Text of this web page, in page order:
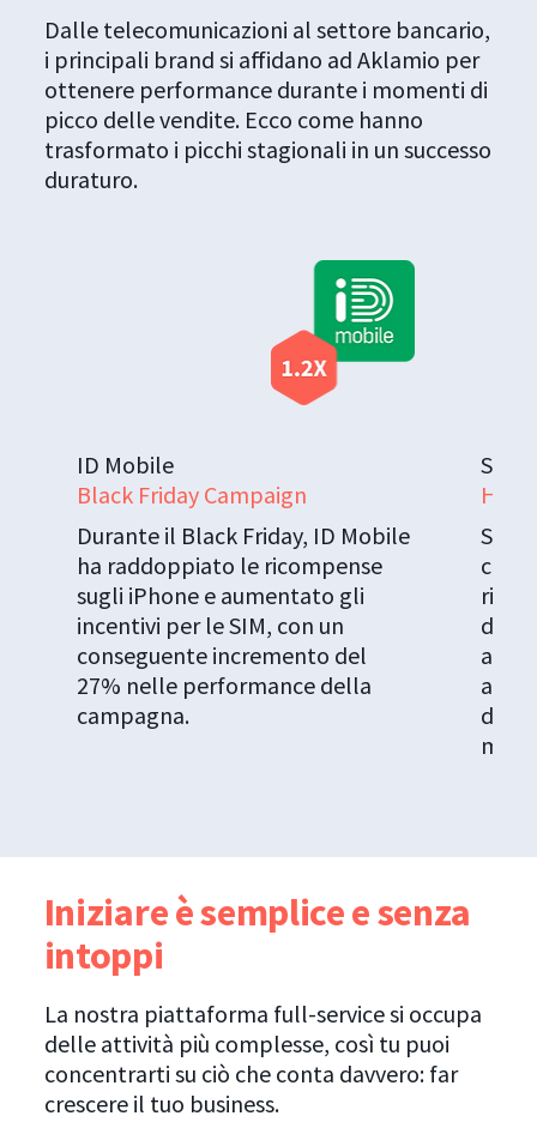
Dalle telecomunicazioni al settore bancario,
i principali brand si affidano ad Aklamio per
ottenere performance durante i momenti di
picco delle vendite. Ecco come hanno
trasformato i picchi stagionali in un successo
duraturo.
ID Mobile
Black Friday Campaign
Durante il Black Friday, ID Mobile
ha raddoppiato le ricompense
sugli iPhone e aumentato gli
incentivi per le SIM, con un
conseguente incremento del
27% nelle performance della
campagna.
High
a
del
Iniziare è semplice e senza
intoppi
La nostra piattaforma full-service si occupa
delle attività più complesse, così tu puoi
concentrarti su ciò che conta davvero: far
crescere il tuo business.